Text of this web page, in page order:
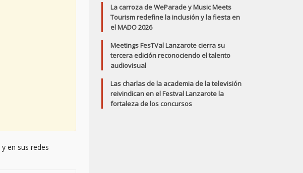
y en sus redes
La carroza de WeParade y Music Meets
Tourism redefine la inclusión y la fiesta en
el MADO 2026
Meetings FesTVal Lanzarote cierra su
tercera edición reconociendo el talento
audiovisual
Las charlas de la academia de la televisión
reivindican en el Festval Lanzarote la
fortaleza de los concursos